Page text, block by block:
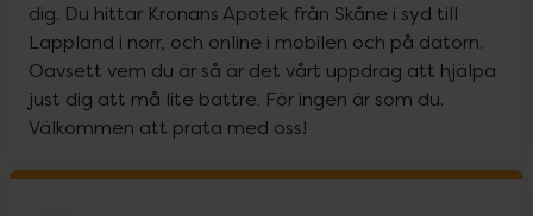
dig. Du hittar Kronans Apotek från Skåne i syd till
Lappland i norr, och online i mobilen och på datorn.
Oavsett vem du är så är det vårt uppdrag att hjälpa
just dig att må lite bättre. För ingen är som du.
Välkommen att prata med oss!